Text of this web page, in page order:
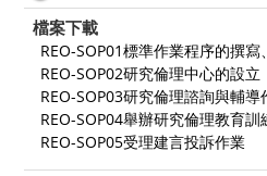
檔案下載
REO-SOP01標準作業程序的撰
REO-SOP02研究倫理中心的設立
REO-SOP03研究倫理諮詢與輔導
REO-SOP04舉辦研究倫理教育訓
REO-SOP05受理建言投訴作業